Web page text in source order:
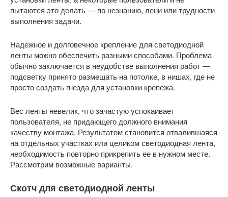
пытаются это делать — по незнанию, лени или трудности
выполнения задачи.
Надежное и долговечное крепление для светодиодной
ленты можно обеспечить разными способами. Проблема
обычно заключается в неудобстве выполнения работ —
подсветку принято размещать на потолке, в нишах, где не
просто создать гнезда для установки крепежа.
Вес ленты невелик, что зачастую успокаивает
пользователя, не придающего должного внимания
качеству монтажа. Результатом становится отвалившаяся
на отдельных участках или целиком светодиодная лента,
необходимость повторно прикрепить ее в нужном месте.
Рассмотрим возможные варианты.
Скотч для светодиодной ленты